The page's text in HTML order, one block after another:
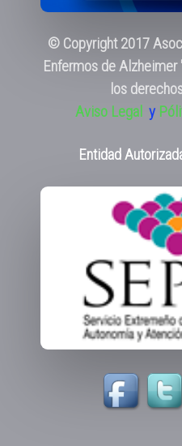
© Copyright 2017
Enfermos de Alzheimer
los
Aviso Legal y
Entidad